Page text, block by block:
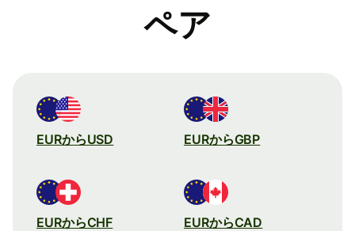
ペア
EURからUSD EURからGBP
EURからCHF EURからCAD